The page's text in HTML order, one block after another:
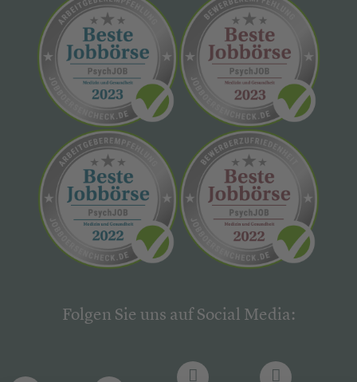
Folgen Sie uns auf Social Media: